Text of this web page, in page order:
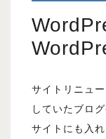
サイトリニュ
していたブロ
サイトにも入